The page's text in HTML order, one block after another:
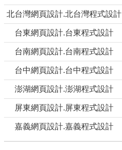
北台灣網頁設計.北台灣程式設計
台東網頁設計.台東程式設計
台南網頁設計.台南程式設計
台中網頁設計.台中程式設計
澎湖網頁設計.澎湖程式設計
屏東網頁設計.屏東程式設計
嘉義網頁設計.嘉義程式設計